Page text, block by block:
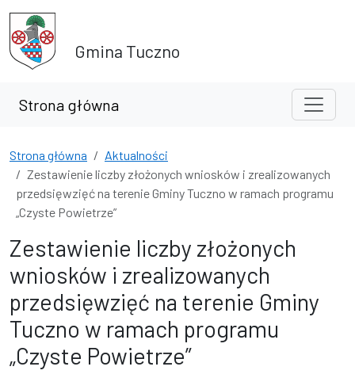
Przejdź do treści
Przejdź do wyszukiwarki
Gmina Tuczno
Strona główna
Strona główna
Aktualności
Zestawienie liczby złożonych wniosków i zrealizowanych
przedsięwzięć na terenie Gminy Tuczno w ramach programu
„Czyste Powietrze”
Zestawienie liczby złożonych
wniosków i zrealizowanych
przedsięwzięć na terenie Gminy
Tuczno w ramach programu
„Czyste Powietrze”